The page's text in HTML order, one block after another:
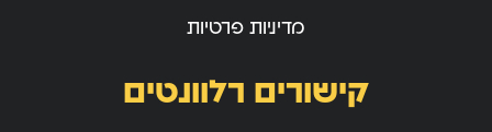
מדיניות פרטיות
קישורים רלוונטים